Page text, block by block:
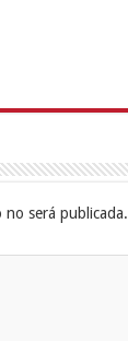
no será publicada.